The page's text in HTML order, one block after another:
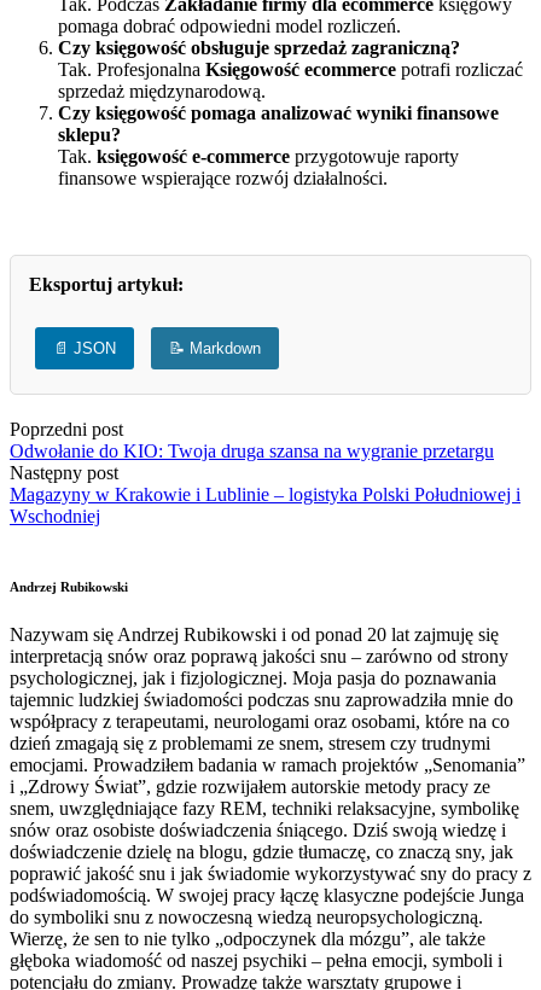
pomaga dobrać odpowiedni model rozliczeń.
Czy księgowość obsługuje sprzedaż zagraniczną?
Tak. Profesjonalna Księgowość ecommerce potrafi rozliczać
sprzedaż międzynarodową.
Czy księgowość pomaga analizować wyniki finansowe
sklepu?
Tak. księgowość e-commerce przygotowuje raporty
finansowe wspierające rozwój działalności.
Eksportuj artykuł:
📄 JSON 📝 Markdown
Poprzedni post
Odwołanie do KIO: Twoja druga szansa na wygranie przetargu
Następny post
Magazyny w Krakowie i Lublinie – logistyka Polski Południowej i
Wschodniej
Andrzej Rubikowski
Nazywam się Andrzej Rubikowski i od ponad 20 lat zajmuję się
interpretacją snów oraz poprawą jakości snu – zarówno od strony
psychologicznej, jak i fizjologicznej. Moja pasja do poznawania
tajemnic ludzkiej świadomości podczas snu zaprowadziła mnie do
współpracy z terapeutami, neurologami oraz osobami, które na co
dzień zmagają się z problemami ze snem, stresem czy trudnymi
emocjami. Prowadziłem badania w ramach projektów „Senomania”
i „Zdrowy Świat”, gdzie rozwijałem autorskie metody pracy ze
snem, uwzględniające fazy REM, techniki relaksacyjne, symbolikę
snów oraz osobiste doświadczenia śniącego. Dziś swoją wiedzę i
doświadczenie dzielę na blogu, gdzie tłumaczę, co znaczą sny, jak
poprawić jakość snu i jak świadomie wykorzystywać sny do pracy z
podświadomością. W swojej pracy łączę klasyczne podejście Junga
do symboliki snu z nowoczesną wiedzą neuropsychologiczną.
Wierzę, że sen to nie tylko „odpoczynek dla mózgu”, ale także
głęboka wiadomość od naszej psychiki – pełna emocji, symboli i
potencjału do zmiany. Prowadzę także warsztaty grupowe i